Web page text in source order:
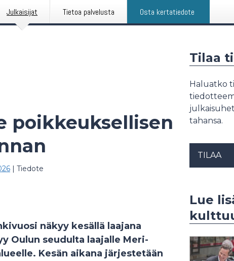
Julkaisijat Tietoa palvelusta Osta kertatiedote
poikkeuksellisen
| Tiedote
näkyy kesällä laajana
Oulun seudulta laajalle Meri-
Kesän aikana järjestetään
Tilaa
Haluatko
tahansa.
TILAA
Lue